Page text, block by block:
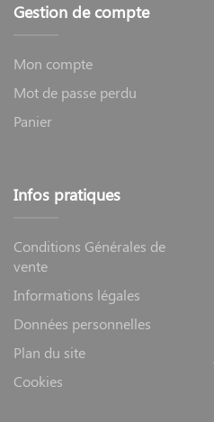
Gestion de compte
Mon compte
Mot de passe perdu
Panier
Infos pratiques
Conditions Générales de
vente
Informations légales
Données personnelles
Plan du site
Cookies